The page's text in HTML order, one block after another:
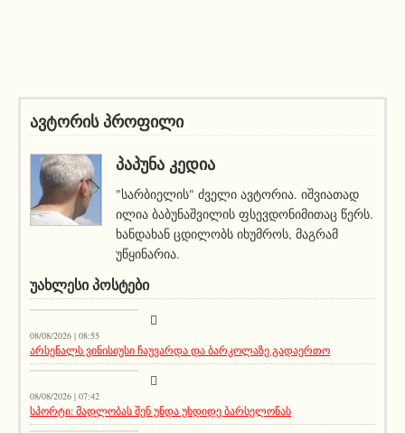
ავტორის პროფილი
ᲞᲐᲞᲣᲜᲐ ᲙᲔᲓᲘᲐ
"სარბიელის" ძველი ავტორია. იშვიათად
ილია ბაბუნაშვილის ფსევდონიმითაც წერს.
ხანდახან ცდილობს იხუმროს, მაგრამ
უწყინარია.
ᲣᲐᲮᲚᲔᲡᲘ ᲞᲝᲡᲢᲔᲑᲘ
08/08/2026 | 08:55
არსენალს ვინისიუსი ჩაუვარდა და ბარკოლაზე გადაერთო
აქეთურ-იქითური
08/08/2026 | 07:42
სპორტი: მადლობას შენ უნდა უხდიდე ბარსელონას
მთავარი ამბავი